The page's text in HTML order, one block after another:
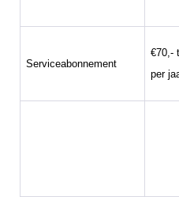
Serviceabonnement
€70,-
per